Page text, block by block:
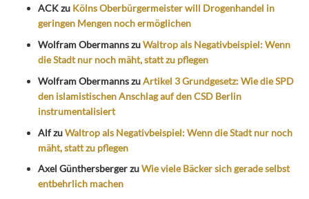
ACKzu Kölns Oberbürgermeister will Drogenhandel in
geringen Mengen noch ermöglichen
Wolfram ObermannszuWaltrop als Negativbeispiel: Wenn
die Stadt nur noch mäht, statt zu pflegen
Wolfram ObermannszuArtikel 3 Grundgesetz: Wie die SPD
den islamistischen Anschlag auf den CSD Berlin
instrumentalisiert
AlfzuWaltrop als Negativbeispiel: Wenn die Stadt nur noch
mäht, statt zu pflegen
Axel GünthersbergerzuWie viele Bäcker sich gerade selbst
entbehrlich machen